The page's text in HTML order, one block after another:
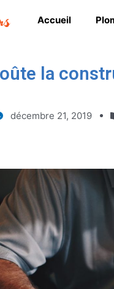
Accueil
la
décembre 21, 2019